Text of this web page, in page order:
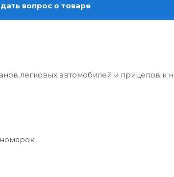
вопрос о товаре
легковых автомобилей и прицепов к